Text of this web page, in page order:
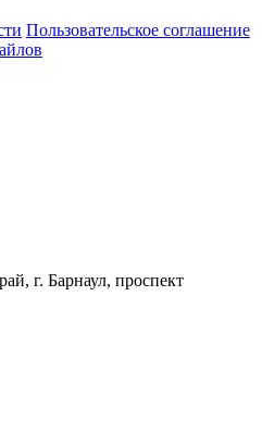
Пользовательское соглашение
г. Барнаул, проспект